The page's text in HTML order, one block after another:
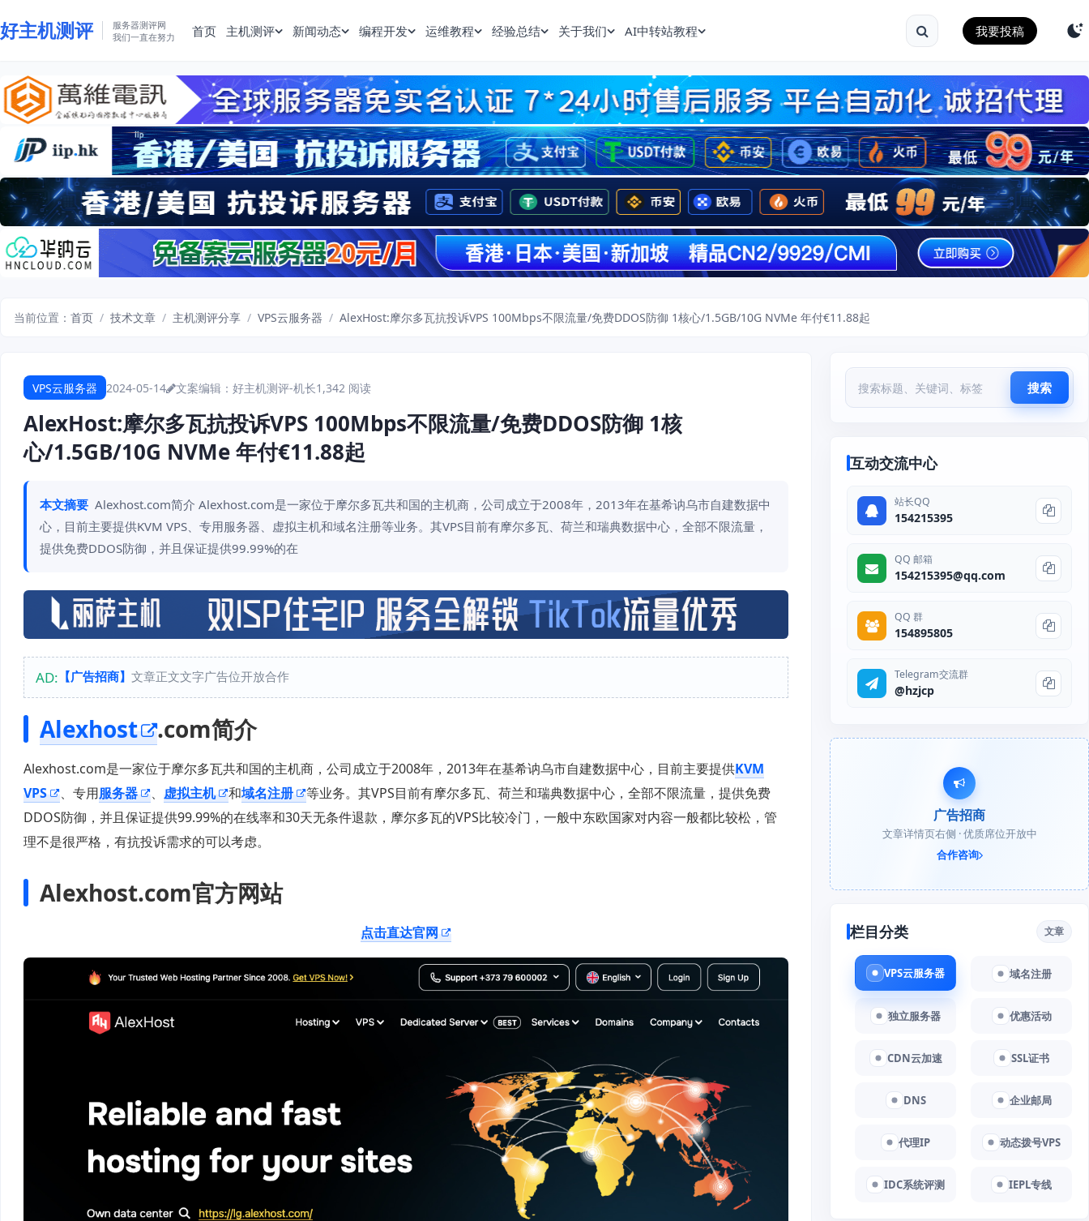
好主机测评
服务器测评网
我们一直在努力
首页 主机测评 新闻动态 编程开发 运维教程 经验总结 关于我们 AI中转站教程 我要投稿
当前位置： 首页 / 技术文章 / 主机测评分享 / VPS云服务器 / AlexHost:摩尔多瓦抗投诉VPS 100Mbps不限流量/免费DDOS防御 1核心/1.5GB/10G NVMe 年付€11.88起
VPS云服务器 2024-05-14 文案编辑：好主机测评-机长1,342 阅读
AlexHost:摩尔多瓦抗投诉VPS 100Mbps不限流量/免费DDOS防御 1核
心/1.5GB/10G NVMe 年付€11.88起
本文摘要 Alexhost.com简介 Alexhost.com是一家位于摩尔多瓦共和国的主机商，公司成立于2008年，2013年在基希讷乌市自建数据中
心，目前主要提供KVM VPS、专用服务器、虚拟主机和域名注册等业务。其VPS目前有摩尔多瓦、荷兰和瑞典数据中心，全部不限流量，
提供免费DDOS防御，并且保证提供99.99%的在
AD: 【广告招商】 文章正文文字广告位开放合作
Alexhost .com简介
Alexhost.com是一家位于摩尔多瓦共和国的主机商，公司成立于2008年，2013年在基希讷乌市自建数据中心，目前主要提供KVM
VPS
、专用服务器 、 虚拟主机 和域名注册
等业务。其VPS目前有摩尔多瓦、荷兰和瑞典数据中心，全部不限流量，提供免费
DDOS防御，并且保证提供99.99%的在线率和30天无条件退款，摩尔多瓦的VPS比较冷门，一般中东欧国家对内容一般都比较松，管
理不是很严格，有抗投诉需求的可以考虑。
Alexhost.com官方网站
点击直达官网
搜索
互动交流中心
站长QQ
154215395
QQ 邮箱
154215395@qq.com
QQ 群
154895805
Telegram交流群
@hzjcp
广告招商
文章详情页右侧 · 优质席位开放中
合作咨询
栏目分类 文章
VPS云服务器 域名注册
独立服务器 优惠活动
CDN云加速 SSL证书
DNS 企业邮局
代理IP 动态拨号VPS
IDC系统评测 IEPL专线